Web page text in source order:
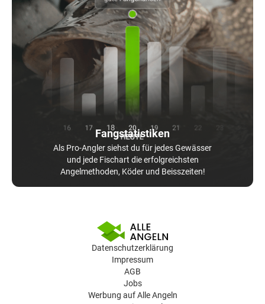
Fangstatistiken
Als Pro-Angler siehst du für jedes Gewässer
und jede Fischart die erfolgreichsten
Angelmethoden, Köder und Beisszeiten!
Datenschutzerklärung
Impressum
AGB
Jobs
Werbung auf Alle Angeln